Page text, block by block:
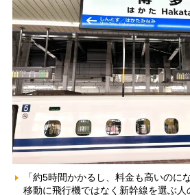
「約5時間かかるし、料金も高いのに
移動に飛行機ではなく新幹線を選ぶ人